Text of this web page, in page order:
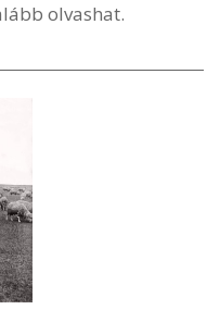
olvashat.